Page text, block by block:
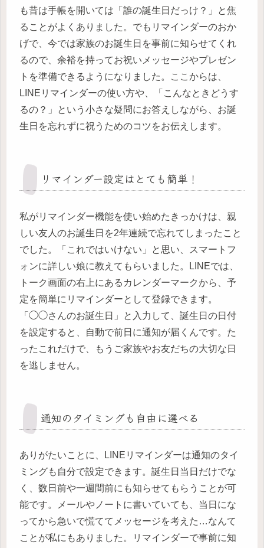
も昔は手帳を開いては「誰の誕生日だっけ？」と焦
ることがよくありました。でもリマインダーのおか
げで、今では家族のお誕生日を事前に知らせてくれ
るので、余裕を持ってお祝いメッセージやプレゼン
トを準備できるようになりました。ここからは、
LINEリマインダーの使い方や、「こんなときどうす
るの？」という小さな疑問にお答えしながら、お誕
生日を忘れずに祝うためのコツをお伝えします。
リマインダー設定はとても簡単！
私がリマインダー機能を使い始めたきっかけは、親
しい友人のお誕生日を2年連続で忘れてしまったこと
でした。「これではいけない」と思い、スマートフ
ォンに詳しい娘に教えてもらいました。LINEでは、
トーク画面の右上にあるカレンダーマークから、予
定を簡単にリマインダーとして登録できます。
「◯◯さんのお誕生日」と入力して、誕生日の日付
を設定すると、自動で前日に通知が届くんです。た
ったこれだけで、もうご家族やお友だちの大切な日
を逃しません。
通知のタイミングも自由に選べる
ありがたいことに、LINEリマインダーは通知のタイ
ミングも自分で設定できます。誕生日当日だけでな
く、数日前や一週間前にも知らせてもらうことが可
能です。メールやノートに書いていても、当日にな
ってから急いで慌ててメッセージを考えた…なんて
ことが私にもありました。リマインダーで事前に知